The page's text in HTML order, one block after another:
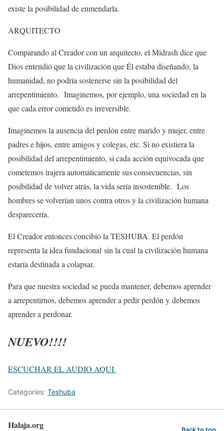
existe la posibilidad de enmendarla.
ARQUITECTO
Comparando al Creador con un arquitecto, el Midrash dice que
Dios entendió que la civilización que Él estaba diseñando, la
humanidad, no podría sostenerse sin la posibilidad del
arrepentimiento. Imaginemos, por ejemplo, una sociedad en la
que cada error cometido es irreversible.
Imaginemos la ausencia del perdón entre marido y mujer, entre
padres e hijos, entre amigos y colegas, etc. Si no existiera la
posibilidad del arrepentimiento, si cada acción equivocada que
cometemos trajera automáticamente sus consecuencias, sin
posibilidad de volver atrás, la vida sería insostenible. Los
hombres se volverían unos contra otros y la civilización humana
desparecería.
El Creador entonces concibió la TESHUBA. El perdón
representa la idea fundacional sin la cual la civilización humana
estaría destinada a colapsar.
Para que nuestra sociedad se pueda mantener, debemos aprender
a arrepentirnos, debemos aprender a pedir perdón y debemos
aprender a perdonar.
NUEVO!!!!
ESCUCHAR EL AUDIO AQUI
Categories: Teshuba
Halaja.org